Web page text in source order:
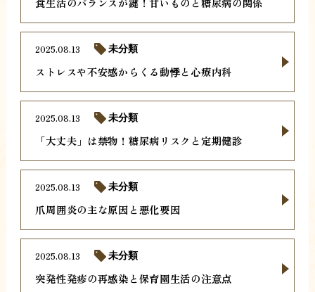
ストレスや不安感からくる動悸と心療内科
2025.08.13 未分類
「大丈夫」は禁物！糖尿病リスクと定期健診
2025.08.13 未分類
爪周囲炎の主な原因と悪化要因
2025.08.13 未分類
突発性発疹の再感染と保育園生活の注意点
2025.08.13 未分類